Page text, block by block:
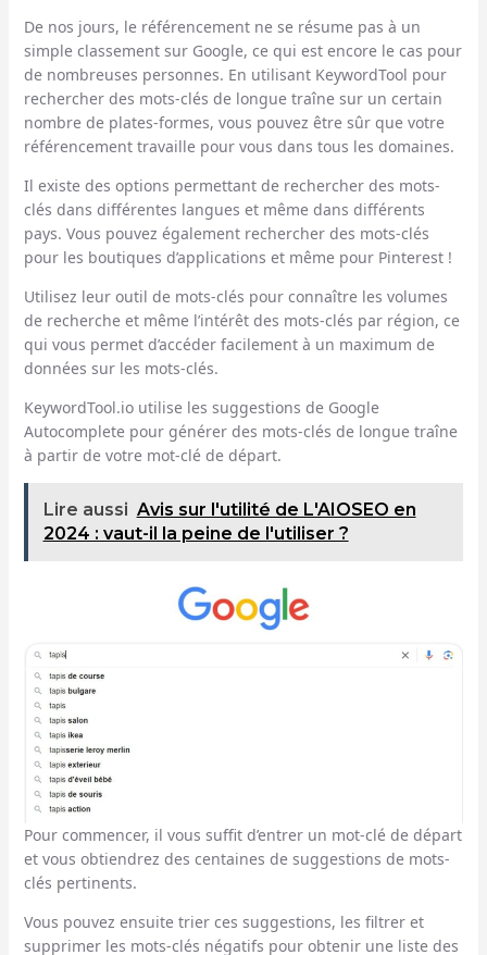
De nos jours, le référencement ne se résume pas à un
simple classement sur Google, ce qui est encore le cas pour
de nombreuses personnes. En utilisant KeywordTool pour
rechercher des mots-clés de longue traîne sur un certain
nombre de plates-formes, vous pouvez être sûr que votre
référencement travaille pour vous dans tous les domaines.
Il existe des options permettant de rechercher des mots-
clés dans différentes langues et même dans différents
pays. Vous pouvez également rechercher des mots-clés
pour les boutiques d’applications et même pour Pinterest !
Utilisez leur outil de mots-clés pour connaître les volumes
de recherche et même l’intérêt des mots-clés par région, ce
qui vous permet d’accéder facilement à un maximum de
données sur les mots-clés.
KeywordTool.io utilise les suggestions de Google
Autocomplete pour générer des mots-clés de longue traîne
à partir de votre mot-clé de départ.
Lire aussi Avis sur l'utilité de L'AIOSEO en
2024 : vaut-il la peine de l'utiliser ?
Pour commencer, il vous suffit d’entrer un mot-clé de départ
et vous obtiendrez des centaines de suggestions de mots-
clés pertinents.
Vous pouvez ensuite trier ces suggestions, les filtrer et
supprimer les mots-clés négatifs pour obtenir une liste des